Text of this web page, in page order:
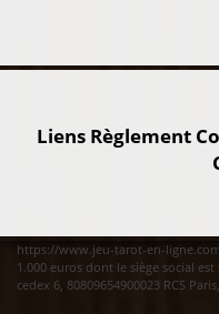
Liens Règlement
https://www.jeu-tarot-en-
1.000 euros dont le siège social
cedex 6, 80809654900023 RCS